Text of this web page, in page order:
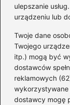
ulepszanie
urządzeniu lub
Twoje dane
Twojego
itp.) mogą być
dostawców
reklamowych
dostawcy mogę
Akcesoria
Buty(221)
Dodatki(59)
Dziecko(100)
Kobieta(39)